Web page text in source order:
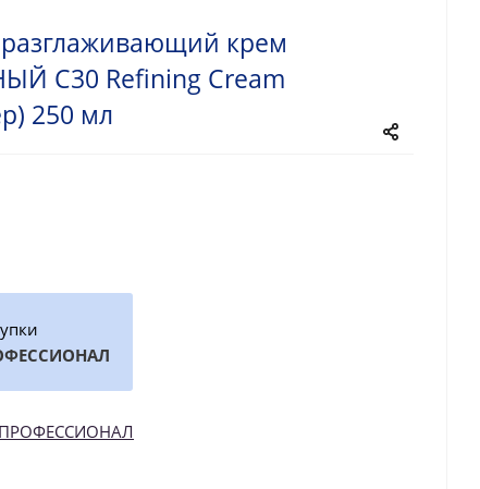
крем
C30 Refining Cream
250 мл
ПРОФЕССИОНАЛ